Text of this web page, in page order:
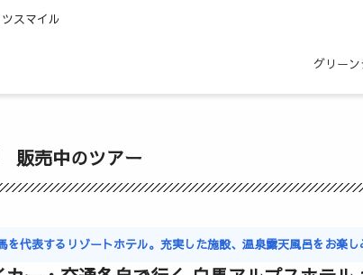
スマイル
グリー
販売中のツアー
を代表するリゾートホテル。充実した施設、温泉露天風呂をお楽し